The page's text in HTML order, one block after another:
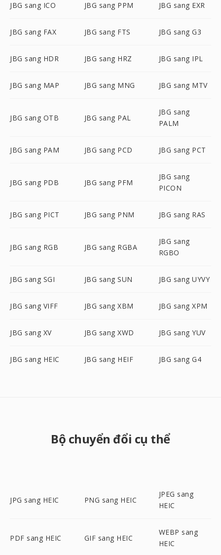
JBG sang ICO JBG sang PPM JBG sang EXR
JBG sang FAX JBG sang FTS JBG sang G3
JBG sang HDR JBG sang HRZ JBG sang IPL
JBG sang MAP JBG sang MNG JBG sang MTV
JBG sang OTB JBG sang PAL
JBG sang
PALM
JBG sang PAM JBG sang PCD JBG sang PCT
JBG sang PDB JBG sang PFM
JBG sang
PICON
JBG sang PICT JBG sang PNM JBG sang RAS
JBG sang RGB JBG sang RGBA
JBG sang
RGBO
JBG sang SGI JBG sang SUN JBG sang UYVY
JBG sang VIFF JBG sang XBM JBG sang XPM
JBG sang XV JBG sang XWD JBG sang YUV
JBG sang HEIC JBG sang HEIF JBG sang G4
Bộ chuyển đổi cụ thể
JPG sang HEIC PNG sang HEIC
JPEG sang
HEIC
PDF sang HEIC GIF sang HEIC
WEBP sang
HEIC